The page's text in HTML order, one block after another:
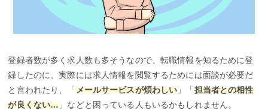
登録者数が多く求人数も多そうなので、転職情報を知るために登
録したのに、実際には求人情報を閲覧するためには面談が必要だ
と言われたり、「 メールサービスが煩わしい 」「 担当者との相性
が良くない… 」などと困っている人もいるかもしれません。